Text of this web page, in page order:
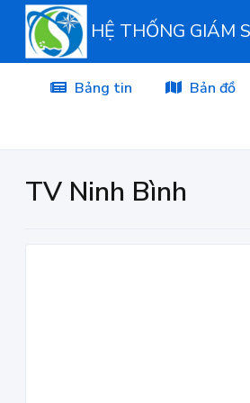
HỆ THỐNG GIÁM
Bảng tin Bản đồ
TV Ninh Bình